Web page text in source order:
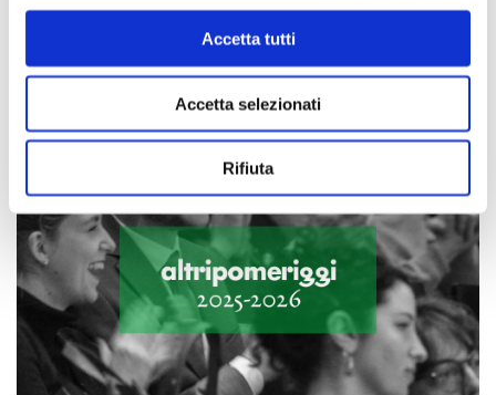
Accetta tutti
Accetta selezionati
Rifiuta